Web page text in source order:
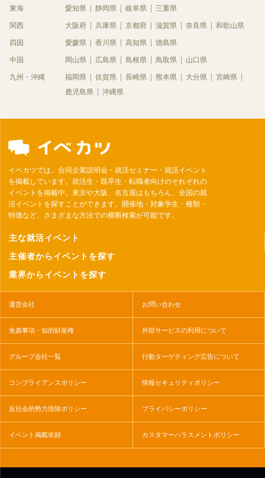
東海 愛知県 静岡県 岐阜県 三重県
関西 大阪府 兵庫県 京都府 滋賀県 奈良県 和歌山県
四国 愛媛県 香川県 高知県 徳島県
中国 岡山県 広島県 島根県 鳥取県 山口県
九州・沖縄 福岡県 佐賀県 長崎県 熊本県 大分県
宮崎県
鹿児島県
沖縄県
イベカツでは、合同企業説明会・就活セミナー・就活イベント
を掲載しています。就活生・既卒生・転職者向けのそれぞれの
イベントを掲載中。東京や大阪、名古屋はもちろん、全国の就
活イベントを探すことができます。開催地・対象学生・種類・
特徴など、さまざまな方法での横断検索が可能です。
主な就活イベント
主催者からイベントを探す
業界からイベントを探す
運営会社 お問い合わせ
免責事項・知的財産権 外部サービスの利用について
グループ会社一覧 行動ターゲティング広告について
コンプライアンスポリシー 情報セキュリティポリシー
反社会的勢力排除ポリシー プライバシーポリシー
イベント掲載依頼 カスタマーハラスメントポリシー